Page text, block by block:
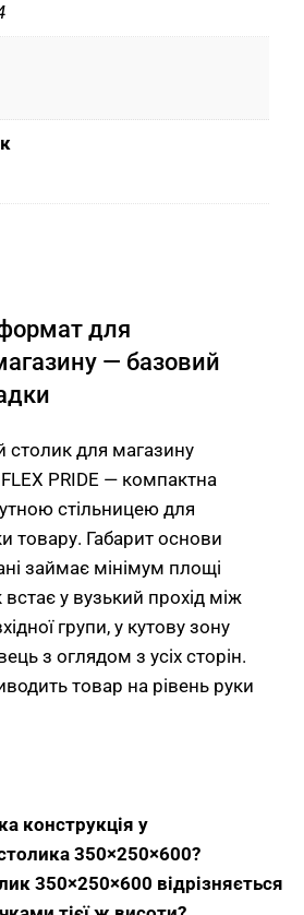
для
— базовий
столик для магазину
PRIDE — компактна
стільницею для
товару. Габарит основи
займає мінімум площі
у вузький прохід між
групи, у кутову зону
з оглядом з усіх сторін.
товар на рівень руки
лінійки висот 600/800/1000
викладка біля каси, у
У парі зі столиками 800 і
композицію з
товар ззаду, низький
конструкція у
350×250×600?
350×250×600 відрізняється